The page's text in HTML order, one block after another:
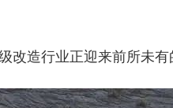
改造行业正迎来前所未有